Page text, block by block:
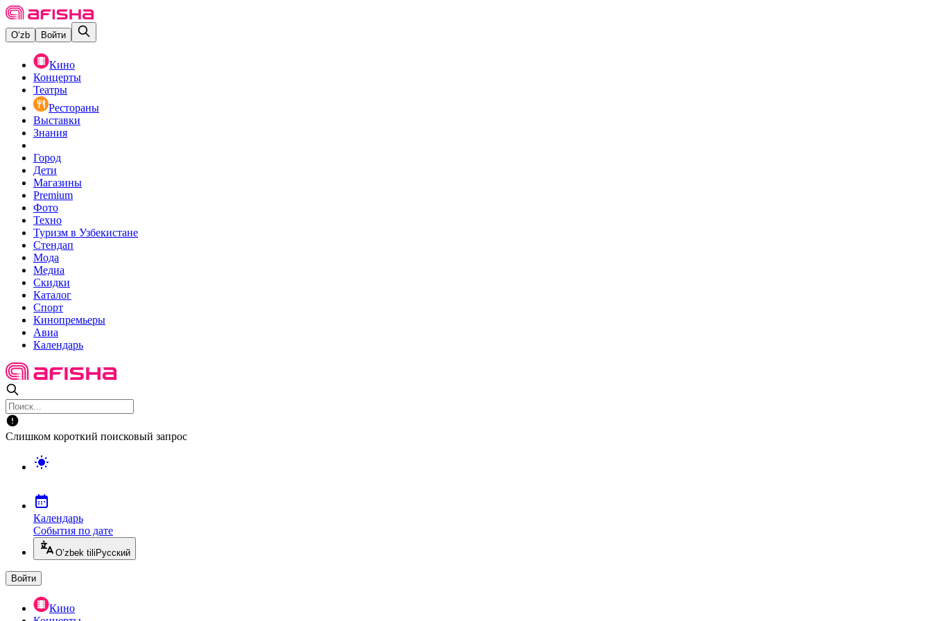
O‘zb Войти
Кино
Концерты
Театры
Рестораны
Выставки
Знания
Город
Дети
Магазины
Premium
Фото
Техно
Туризм в Узбекистане
Стендап
Мода
Медиа
Скидки
Каталог
Спорт
Кинопремьеры
Авиа
Календарь
Слишком короткий поисковый запрос
Календарь
События по дате
O’zbek tili Русский
Войти
Кино